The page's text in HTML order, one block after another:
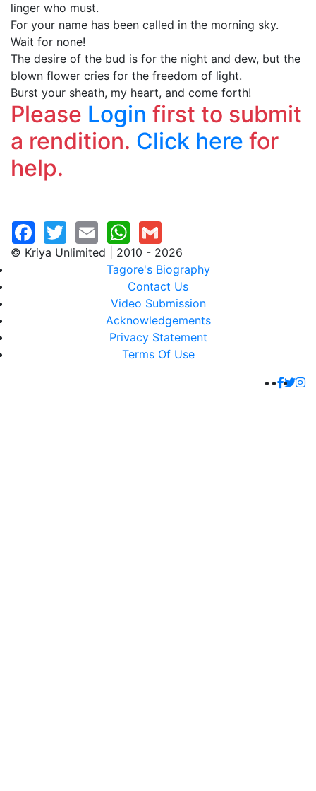
linger who must.
For your name has been called in the morning sky.
Wait for none!
The desire of the bud is for the night and dew, but the
blown flower cries for the freedom of light.
Burst your sheath, my heart, and come forth!
Please Login first to submit
a rendition. Click here for
help.
© Kriya Unlimited | 2010 - 2026
Tagore's Biography
Contact Us
Video Submission
Acknowledgements
Privacy Statement
Terms Of Use